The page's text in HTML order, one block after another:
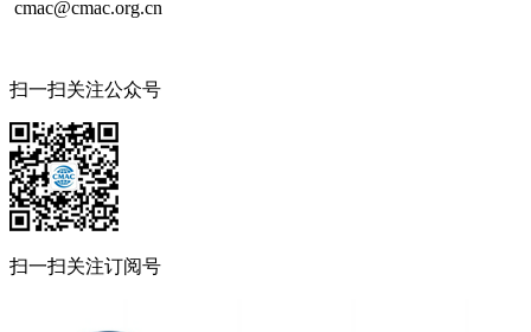
cmac@cmac.org.cn
扫一扫关注公众号
扫一扫关注订阅号